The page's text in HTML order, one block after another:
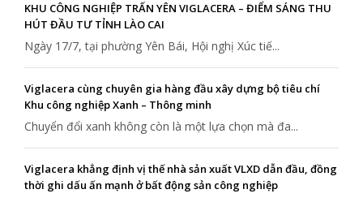
KHU CÔNG NGHIỆP TRẤN YÊN VIGLACERA – ĐIỂM SÁNG THU
HÚT ĐẦU TƯ TỈNH LÀO CAI
Ngày 17/7, tại phường Yên Bái, Hội nghị Xúc tiế...
Viglacera cùng chuyên gia hàng đầu xây dựng bộ tiêu chí
Khu công nghiệp Xanh – Thông minh
Chuyển đổi xanh không còn là một lựa chọn mà đa...
Viglacera khẳng định vị thế nhà sản xuất VLXD dẫn đầu, đồng
thời ghi dấu ấn mạnh ở bất động sản công nghiệp